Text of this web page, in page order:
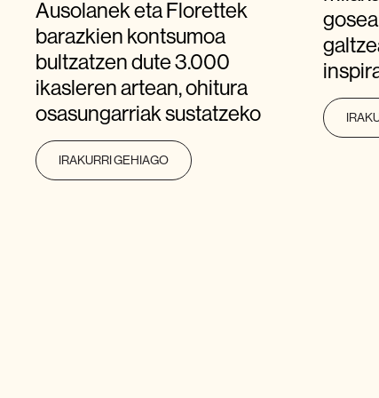
Ausolanek eta Florettek
barazkien kontsumoa
bultzatzen dute 3.000
ikasleren artean, ohitura
osasungarriak sustatzeko
IRAKURRI GEHIAGO